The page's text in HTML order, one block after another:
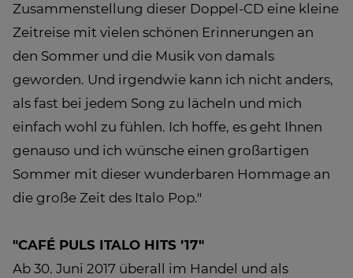
Zusammenstellung dieser Doppel-CD eine kleine
Zeitreise mit vielen schönen Erinnerungen an
den Sommer und die Musik von damals
geworden. Und irgendwie kann ich nicht anders,
als fast bei jedem Song zu lächeln und mich
einfach wohl zu fühlen. Ich hoffe, es geht Ihnen
genauso und ich wünsche einen großartigen
Sommer mit dieser wunderbaren Hommage an
die große Zeit des Italo Pop."
"CAFÉ PULS ITALO HITS ’17"
Ab 30. Juni 2017 überall im Handel und als